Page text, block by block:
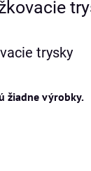
trysky